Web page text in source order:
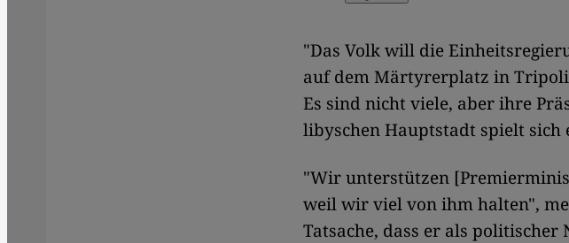
"Das Volk will die
auf dem Märtyrerplatz in
Es sind nicht viele, aber ihre
libyschen Hauptstadt spielt
"Wir unterstützen
weil wir viel von ihm halten",
Tatsache, dass er als